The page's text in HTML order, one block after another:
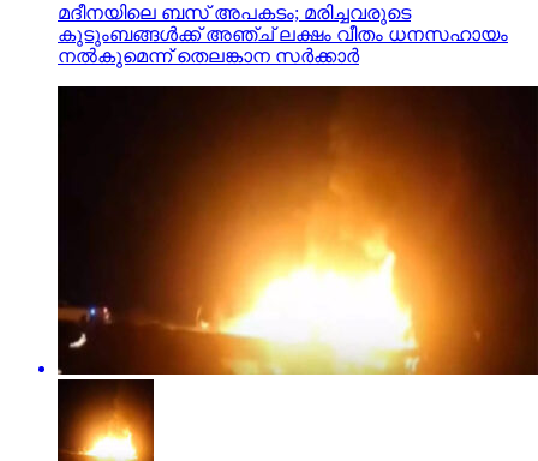
മദീനയിലെ ബസ് അപകടം; മരിച്ചവരുടെ
കുടുംബങ്ങള്‍ക്ക് അഞ്ച് ലക്ഷം വീതം ധനസഹായം
നല്‍കുമെന്ന് തെലങ്കാന സര്‍ക്കാര്‍